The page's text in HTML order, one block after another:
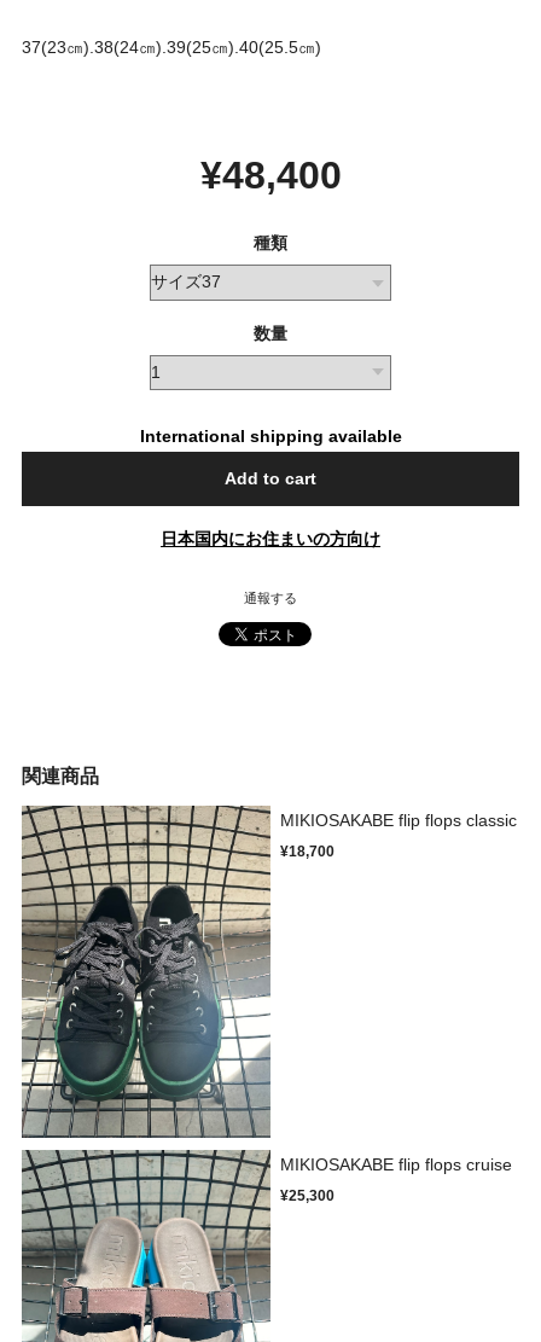
37(23㎝).38(24㎝).39(25㎝).40(25.5㎝)
¥48,400
種類
数量
International shipping available
Add to cart
日本国内にお住まいの方向け
通報する
関連商品
MIKIOSAKABE flip flops classic
¥18,700
MIKIOSAKABE flip flops cruise
¥25,300